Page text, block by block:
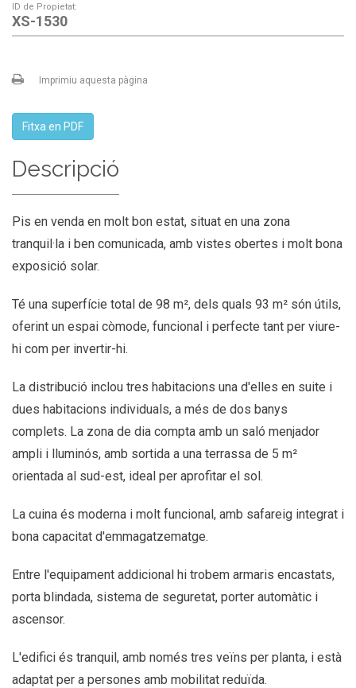
ID de Propietat:
XS-1530
Imprimiu aquesta pàgina
Fitxa en PDF
Descripció
Pis en venda en molt bon estat, situat en una zona
tranquil·la i ben comunicada, amb vistes obertes i molt bona
exposició solar.
Té una superfície total de 98 m², dels quals 93 m² són útils,
oferint un espai còmode, funcional i perfecte tant per viure-
hi com per invertir-hi.
La distribució inclou tres habitacions una d'elles en suite i
dues habitacions individuals, a més de dos banys
complets. La zona de dia compta amb un saló menjador
ampli i lluminós, amb sortida a una terrassa de 5 m²
orientada al sud-est, ideal per aprofitar el sol.
La cuina és moderna i molt funcional, amb safareig integrat i
bona capacitat d'emmagatzematge.
Entre l'equipament addicional hi trobem armaris encastats,
porta blindada, sistema de seguretat, porter automàtic i
ascensor.
L'edifici és tranquil, amb només tres veïns per planta, i està
adaptat per a persones amb mobilitat reduïda.